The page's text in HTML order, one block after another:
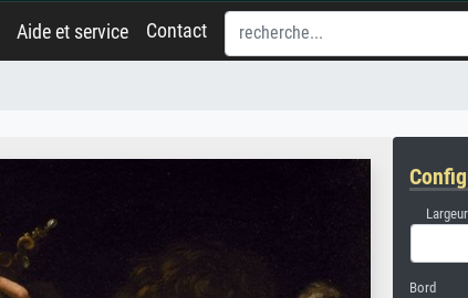
Aide et service Contact
Bord